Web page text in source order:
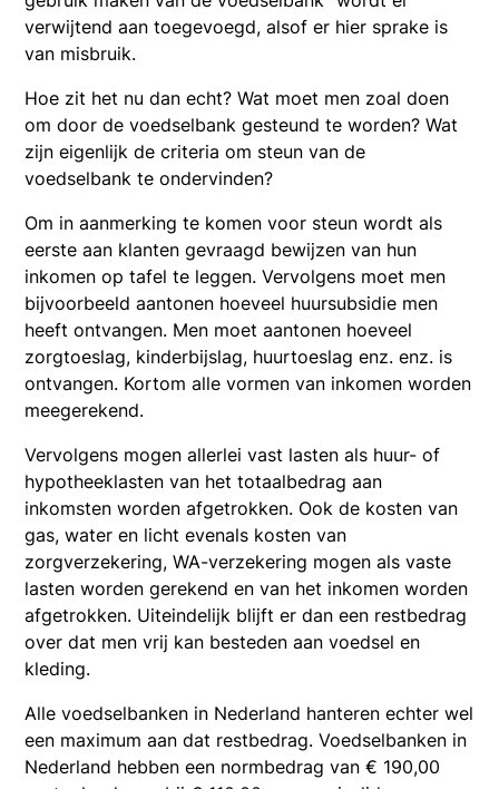
verwijtend aan toegevoegd, alsof er hier sprake is
van misbruik.
Hoe zit het nu dan echt? Wat moet men zoal doen
om door de voedselbank gesteund te worden? Wat
zijn eigenlijk de criteria om steun van de
voedselbank te ondervinden?
Om in aanmerking te komen voor steun wordt als
eerste aan klanten gevraagd bewijzen van hun
inkomen op tafel te leggen. Vervolgens moet men
bijvoorbeeld aantonen hoeveel huursubsidie men
heeft ontvangen. Men moet aantonen hoeveel
zorgtoeslag, kinderbijslag, huurtoeslag enz. enz. is
ontvangen. Kortom alle vormen van inkomen worden
meegerekend.
Vervolgens mogen allerlei vast lasten als huur- of
hypotheeklasten van het totaalbedrag aan
inkomsten worden afgetrokken. Ook de kosten van
gas, water en licht evenals kosten van
zorgverzekering, WA-verzekering mogen als vaste
lasten worden gerekend en van het inkomen worden
afgetrokken. Uiteindelijk blijft er dan een restbedrag
over dat men vrij kan besteden aan voedsel en
kleding.
Alle voedselbanken in Nederland hanteren echter wel
een maximum aan dat restbedrag. Voedselbanken in
Nederland hebben een normbedrag van € 190,00